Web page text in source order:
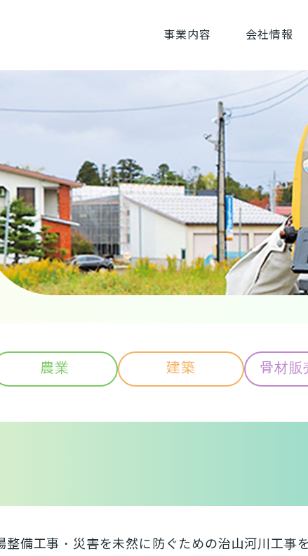
事業内容 会社情報
農業 建築 骨材販
備工事・災害を未然に防ぐための治山河川工事を